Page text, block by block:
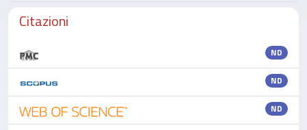
Citazioni
ND
ND
ND